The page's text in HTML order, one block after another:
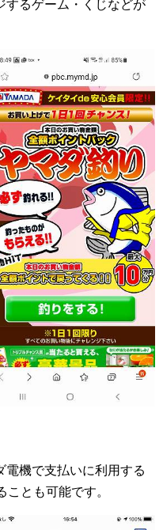
するゲーム・くじなどが
電機で支払いに利用する
とも可能です。